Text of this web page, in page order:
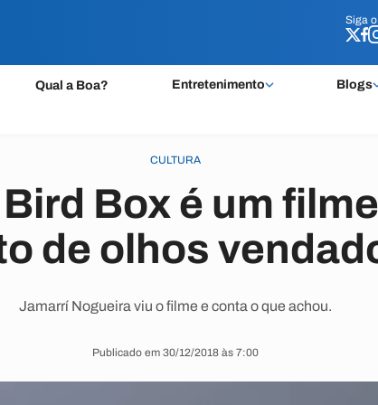
Siga o
Qual a Boa? Entretenimento Blogs
Siga o
CULTURA
Box é um
de olhos
Jamarrí Nogueira viu o filme e conta o que achou.
Publicado em 30/12/2018 às 7:00